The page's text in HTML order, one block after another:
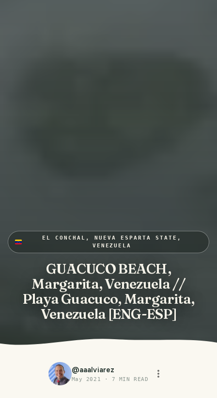
EL CONCHAL, NUEVA ESPARTA STATE,
VENEZUELA
GUACUCO BEACH,
Margarita, Venezuela //
Playa Guacuco, Margarita,
Venezuela [ENG-ESP]
@aaalviarez
May 2021 · 7 MIN READ